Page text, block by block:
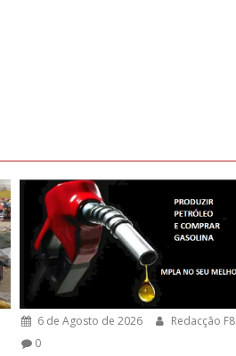
6 de Agosto de 2026
Redacção F8
0